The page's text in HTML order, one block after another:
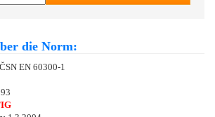
die Norm:
ČSN EN 60300-1